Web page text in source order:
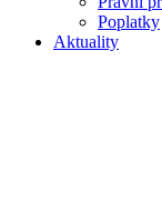
Poplatky
Aktuality